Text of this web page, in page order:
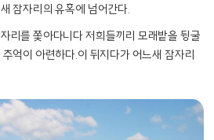
잠자리의 유혹에 넘어간다.
리를 쫓아다니다 저희들끼리 모래밭을 뒹굴
억이 아련하다.이 뒤지다가 어느새 잠자리